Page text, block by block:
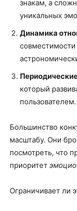
знакам, а
уникальных
Динамика
который
пользователем.
Большинство
масштабу. Они
посмотреть, что
приоритет
Ограничивает ли